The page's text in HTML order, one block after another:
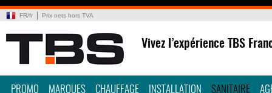
FR/fr Prix nets hors TVA
Vivez l’expérience TBS
PROMO MARQUES CHAUFFAGE INSTALLATION SANITAIRE